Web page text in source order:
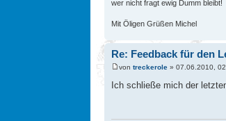
wer nicht fragt ewig Dumm bleibt!
Mit Öligen Grüßen Michel
Re: Feedback für den
von treckerole » 07.06.2010,
Ich schließe mich der